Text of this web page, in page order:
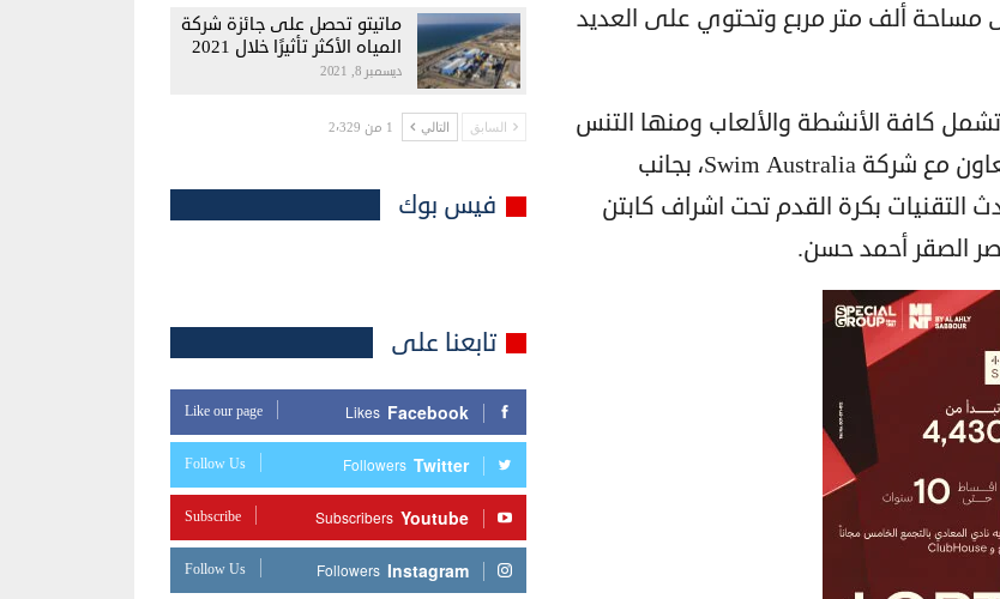
مساحة ألف متر مربع وتحتوي على العديد
كافة الأنشطة والألعاب ومنها التنس
ويديرها Coachium، والسباحة والتي تأتي بالتعاون مع شركة Swim Australia، بجانب
التقنيات بكرة القدم تحت اشراف كابتن
الصقر أحمد حسن.
ماتيتو تحصل على جائزة شركة
المياه الأكثر تأثيرًا خلال 2021
ديسمبر 8, 2021
السابق التالي 1 من 2٬329
فيس بوك
تابعنا على
Facebook
Likes
Like our page
Twitter
Followers
Follow Us
Youtube
Subscribers
Subscribe
Instagram
Followers
Follow Us